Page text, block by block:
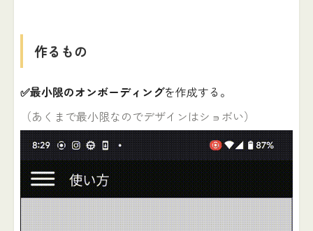
作るもの
✅最小限のオンボーディングを作成する。
（あくまで最小限なのでデザインはショボい）